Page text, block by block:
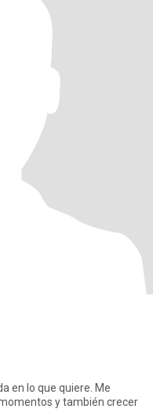
en lo que quiere. Me
y también crecer